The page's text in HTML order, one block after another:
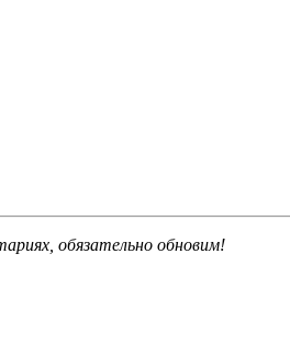
обязательно обновим!